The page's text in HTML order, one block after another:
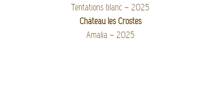
Tentations blanc – 2025
Château les Crostes
Amalia – 2025